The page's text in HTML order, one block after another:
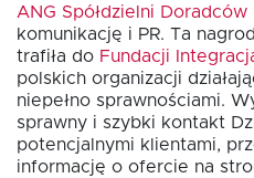
ANG Spółdzielni
komunikację i PR. Ta
trafiła do Fundacji
polskich organizacji
niepełno sprawnościami.
sprawny i szybki kontakt
potencjalnymi klientami,
informację o ofercie na